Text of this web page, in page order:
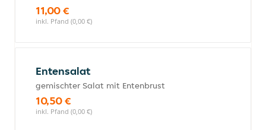
11,00 €
inkl. Pfand (0,00 €)
Entensalat
gemischter Salat mit Entenbrust
10,50 €
inkl. Pfand (0,00 €)